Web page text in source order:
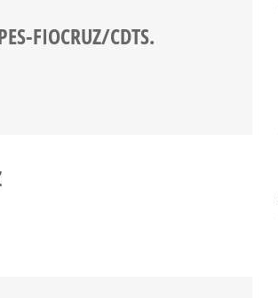
FIOCRUZ/CDTS.